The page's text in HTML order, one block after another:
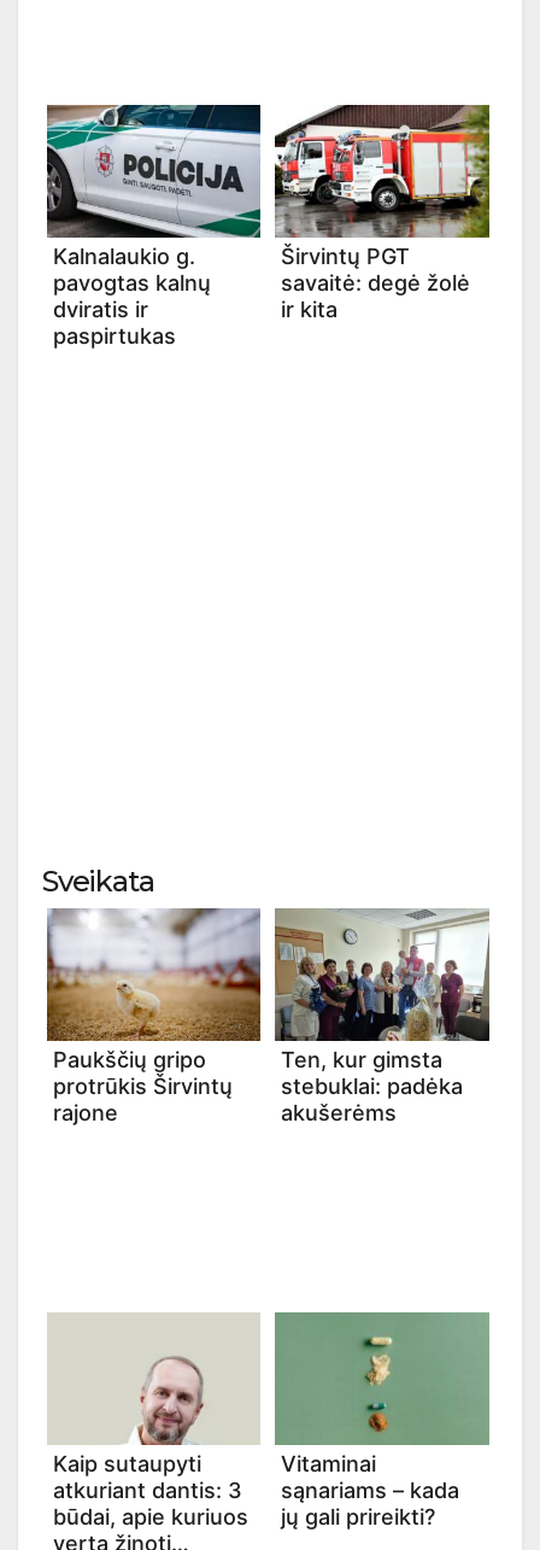
Kalnalaukio g.
pavogtas kalnų
dviratis ir
paspirtukas
Širvintų PGT
savaitė: degė žolė
ir kita
Sveikata
Paukščių gripo
protrūkis Širvintų
rajone
Ten, kur gimsta
stebuklai: padėka
akušerėms
Kaip sutaupyti
atkuriant dantis: 3
būdai, apie kuriuos
verta žinoti
Vitaminai
sąnariams – kada
jų gali prireikti?